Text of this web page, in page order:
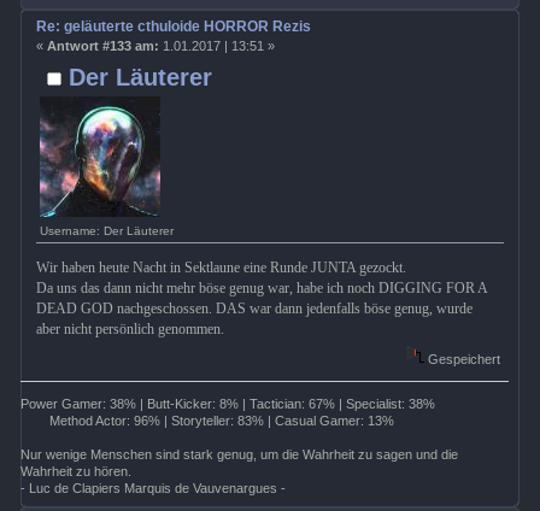
Der Läuterer
Username: Der Läuterer
Re: geläuterte cthuloide HORROR Rezis
« Antwort #133 am: 1.01.2017 | 13:51 »
Wir haben heute Nacht in Sektlaune eine Runde JUNTA gezockt.
Da uns das dann nicht mehr böse genug war, habe ich noch DIGGING FOR A
DEAD GOD nachgeschossen. DAS war dann jedenfalls böse genug, wurde
aber nicht persönlich genommen.
Gespeichert
Power Gamer: 38% | Butt-Kicker: 8% | Tactician: 67% | Specialist: 38%
Method Actor: 96% | Storyteller: 83% | Casual Gamer: 13%
Nur wenige Menschen sind stark genug, um die Wahrheit zu sagen und die
Wahrheit zu hören.
- Luc de Clapiers Marquis de Vauvenargues -